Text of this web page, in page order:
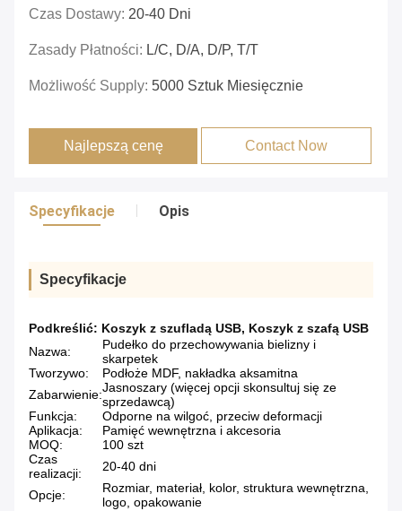
Czas Dostawy: 20-40 Dni
Zasady Płatności: L/C, D/A, D/P, T/T
Możliwość Supply: 5000 Sztuk Miesięcznie
Najlepszą cenę Contact Now
Specyfikacje Opis
Specyfikacje
Podkreślić: Koszyk z szufladą USB, Koszyk z szafą USB
Nazwa:
Pudełko do przechowywania bielizny i
skarpetek
Tworzywo:
Podłoże MDF, nakładka aksamitna
Zabarwienie:Jasnoszary (więcej opcji skonsultuj się ze
sprzedawcą)
Funkcja:
Odporne na wilgoć, przeciw deformacji
Aplikacja:
Pamięć wewnętrzna i akcesoria
MOQ:
100 szt
Czas
realizacji:
20-40 dni
Opcje:
Rozmiar, materiał, kolor, struktura wewnętrzna,
logo, opakowanie